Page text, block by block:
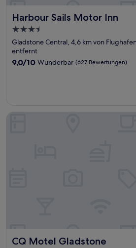
Harbour Sails Motor Inn
Harbour Sails Motor Inn
3.5-
Sterne-
Unterkunft
Gladstone Central, 4,6 km von
entfernt
9.0
9,0/10 Wunderbar (627 Bewertungen)
CQ Motel Gladstone
CQ Motel Gladstone
CQ Motel Gladstone